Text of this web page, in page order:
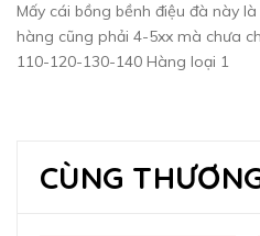
Mấy cái bồng bềnh điệu đà này
hàng cũng phải 4-5xx mà chưa
110-120-130-140 Hàng loại 1
CÙNG